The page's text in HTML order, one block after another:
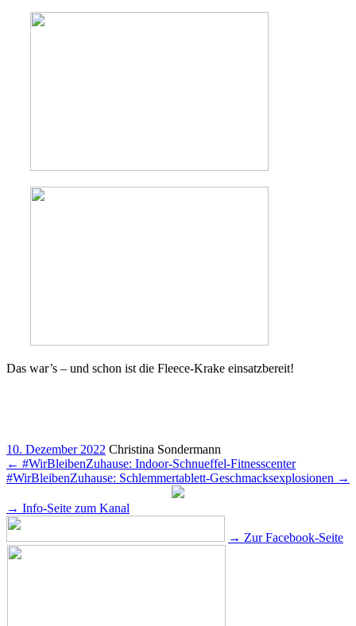
Das war’s – und schon ist die Fleece-Krake einsatzbereit!
10. Dezember 2022 Christina Sondermann
← #WirBleibenZuhause: Indoor-Schnueffel-Fitnesscenter
#WirBleibenZuhause: Schlemmertablett-Geschmacksexplosionen →
→ Info-Seite zum Kanal
→ Zur Facebook-Seite